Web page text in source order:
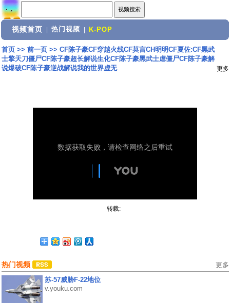
视频首页 热门视频 K-POP
首页>> 前一页>> CF陈子豪CF穿越火线CF莫言CH明明CF夏佐:CF黑武
士擎天刀僵尸CF陈子豪超长解说生化CF陈子豪黑武士虐僵尸CF陈子豪解
说爆破CF陈子豪逆战解说我的世界虚无
更多
转载:
热门视频 更多
苏-57威胁F-22地位
v.youku.com